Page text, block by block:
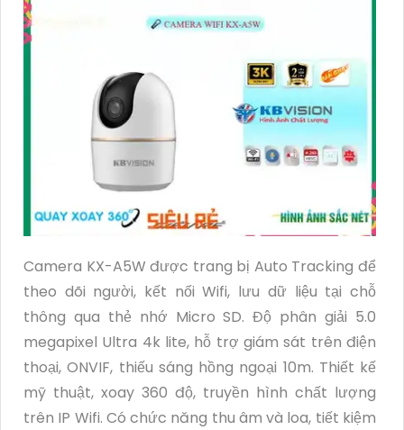
Camera KX-A5W được trang bị Auto Tracking để
theo dõi người, kết nối Wifi, lưu dữ liệu tại chỗ
thông qua thẻ nhớ Micro SD. Độ phân giải 5.0
megapixel Ultra 4k lite, hỗ trợ giám sát trên điện
thoại, ONVIF, thiếu sáng hồng ngoại 10m. Thiết kế
mỹ thuật, xoay 360 độ, truyền hình chất lượng
trên IP Wifi. Có chức năng thu âm và loa, tiết kiệm